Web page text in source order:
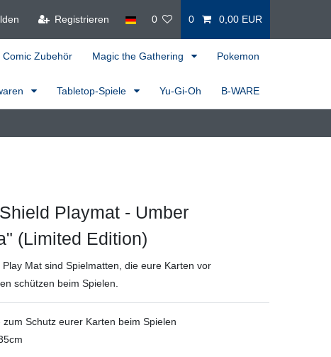
Registrieren 0 0 0,00 EUR
Comic Zubehör Magic the Gathering Pokemon
Tabletop-Spiele Yu-Gi-Oh B-WARE
Playmat - Umber
(Limited Edition)
Play Mat sind Spielmatten, die eure Karten vor
schützen beim Spielen.
zum Schutz eurer Karten beim Spielen